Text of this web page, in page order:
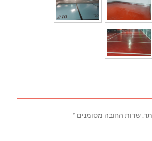
שדות החובה מסומנים *